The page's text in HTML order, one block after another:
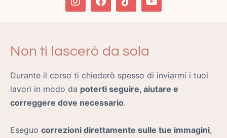
Non ti lascerò da sola
Durante il corso ti chiederò spesso di inviarmi i tuoi
lavori in modo da poterti seguire, aiutare e
correggere dove necessario.
Eseguo correzioni direttamente sulle tue immagini,